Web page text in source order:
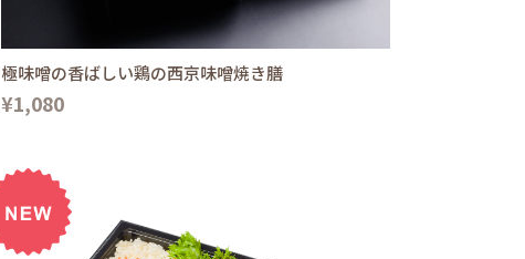
極味噌の香ばしい鶏の西京味噌焼き膳
¥1,080